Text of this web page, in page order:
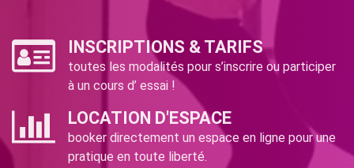
INSCRIPTIONS & TARIFS
toutes les modalités pour s’inscrire ou participer
à un cours d’ essai !
LOCATION D'ESPACE
booker directement un espace en ligne pour une
pratique en toute liberté.